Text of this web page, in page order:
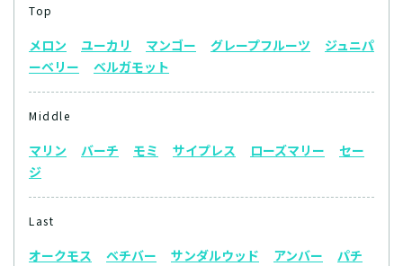
Top
メロン ユーカリ マンゴー グレープフルーツ
ジュニパ
ーベリー
ベルガモット
Middle
マリン バーチ モミ サイプレス ローズマリー
セー
ジ
Last
オークモス ベチバー サンダルウッド アンバー
パチ